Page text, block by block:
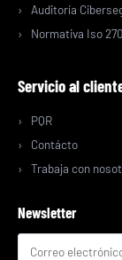
Auditoría
Normativa Iso
Servicio al
PQR
Contácto
Trabaja con
Newsletter